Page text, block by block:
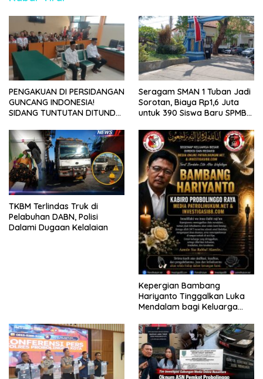
PENGAKUAN DI PERSIDANGAN
GUNCANG INDONESIA!
SIDANG TUNTUTAN DITUNDA,
MENGAMUK DI PN MALANG
Seragam SMAN 1 Tuban Jadi
Sorotan, Biaya Rp1,6 Juta
untuk 390 Siswa Baru SPMB
TKBM Terlindas Truk di
Pelabuhan DABN, Polisi
Dalami Dugaan Kelalaian
Kepergian Bambang
Hariyanto Tinggalkan Luka
Mendalam bagi Keluarga